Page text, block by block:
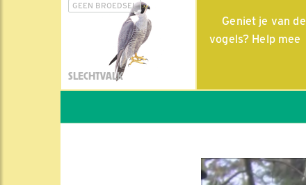
GEEN BROEDSEL
SLECHTVALK
Geniet je van de
vogels? Help mee